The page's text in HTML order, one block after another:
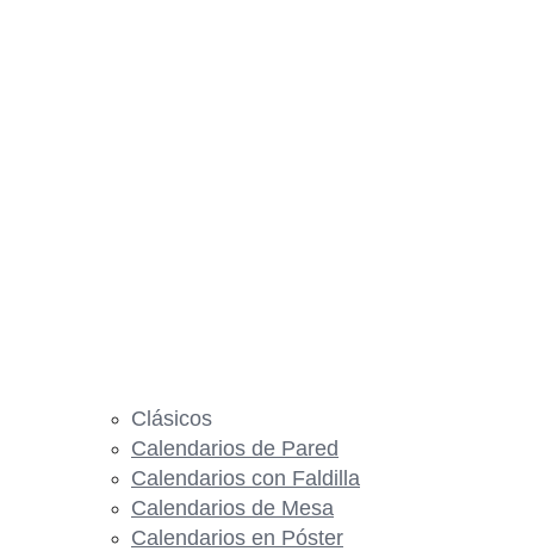
Clásicos
Calendarios de Pared
Calendarios con Faldilla
Calendarios de Mesa
Calendarios en Póster